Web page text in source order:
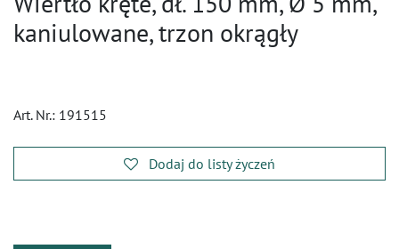
kaniulowane, trzon okrągły
Art. Nr.: 191515
Dodaj do listy życzeń